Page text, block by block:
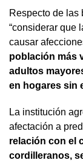
Respecto de las
“considerar que
causar
población más
adultos
en hogares sin
La institución
afectación a
relación con el
cordilleranos,